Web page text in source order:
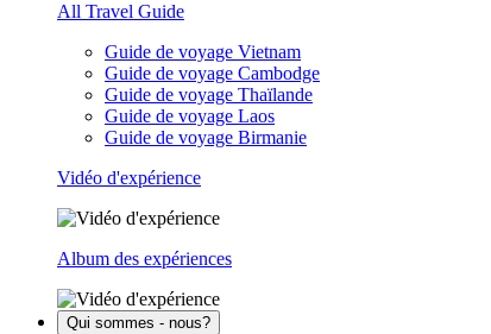
All Travel Guide
Guide de voyage Vietnam
Guide de voyage Cambodge
Guide de voyage Thaïlande
Guide de voyage Laos
Guide de voyage Birmanie
Vidéo d'expérience
Album des expériences
Qui sommes - nous?